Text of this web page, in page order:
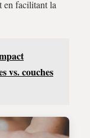
en facilitant la
vs. couches